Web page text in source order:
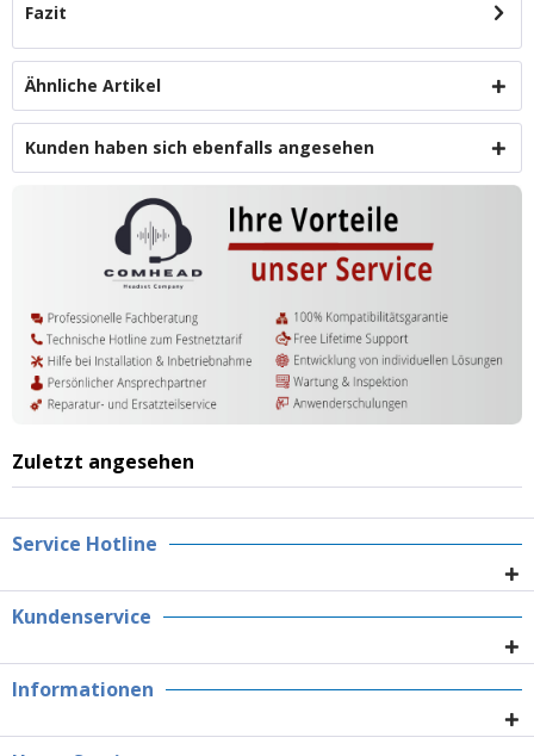
Fazit
Ähnliche Artikel
Kunden haben sich ebenfalls angesehen
Zuletzt angesehen
Service Hotline
Kundenservice
Informationen